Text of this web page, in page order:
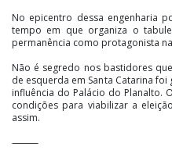
No epicentro dessa engenharia
tempo em que organiza o
permanência como protagonista
Não é segredo nos bastidores
de esquerda em Santa Catarina
influência do Palácio do Planalto.
condições para viabilizar a
assim.
⸻